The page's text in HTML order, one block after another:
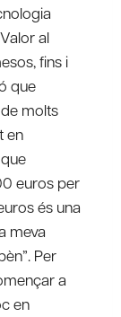
al
fins i
que
molts
en
euros per
és una
meva
Per
a
en